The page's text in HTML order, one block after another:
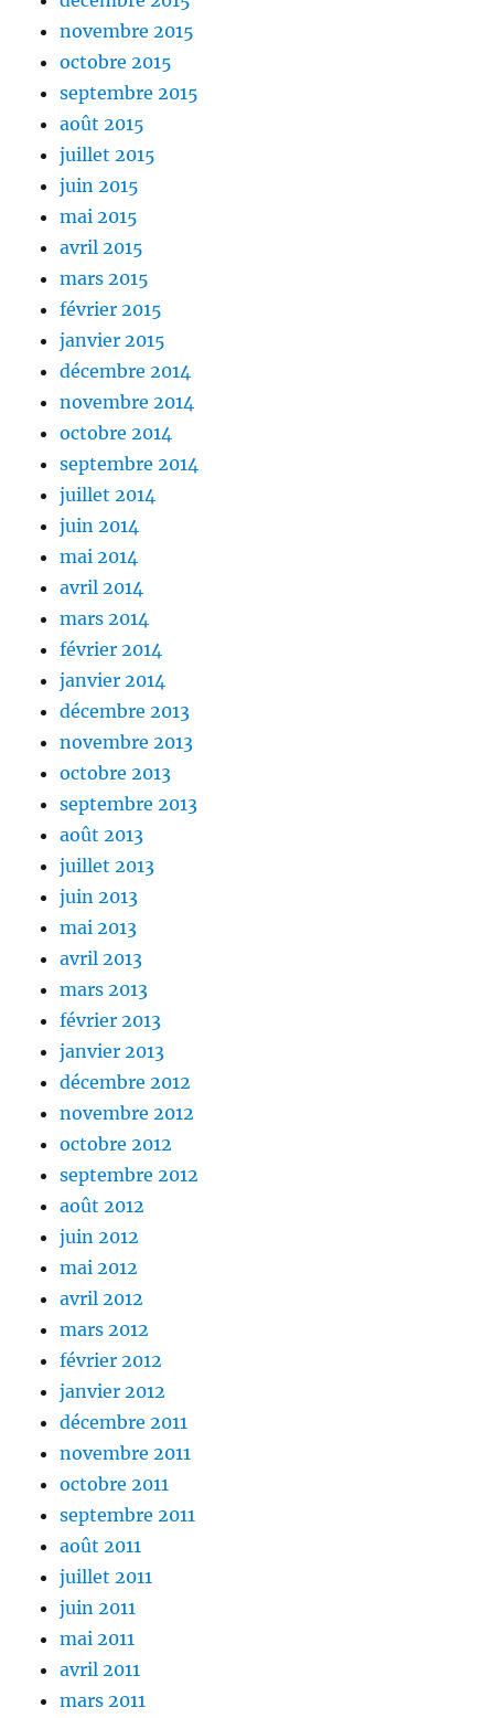
novembre 2015
octobre 2015
septembre 2015
août 2015
juillet 2015
juin 2015
mai 2015
avril 2015
mars 2015
février 2015
janvier 2015
décembre 2014
novembre 2014
octobre 2014
septembre 2014
juillet 2014
juin 2014
mai 2014
avril 2014
mars 2014
février 2014
janvier 2014
décembre 2013
novembre 2013
octobre 2013
septembre 2013
août 2013
juillet 2013
juin 2013
mai 2013
avril 2013
mars 2013
février 2013
janvier 2013
décembre 2012
novembre 2012
octobre 2012
septembre 2012
août 2012
juin 2012
mai 2012
avril 2012
mars 2012
février 2012
janvier 2012
décembre 2011
novembre 2011
octobre 2011
septembre 2011
août 2011
juillet 2011
juin 2011
mai 2011
avril 2011
mars 2011